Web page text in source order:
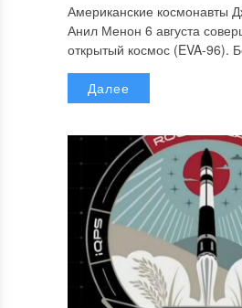
Американские космонавты
Анил Менон 6 августа
открытый космос (EVA-96).
Далее